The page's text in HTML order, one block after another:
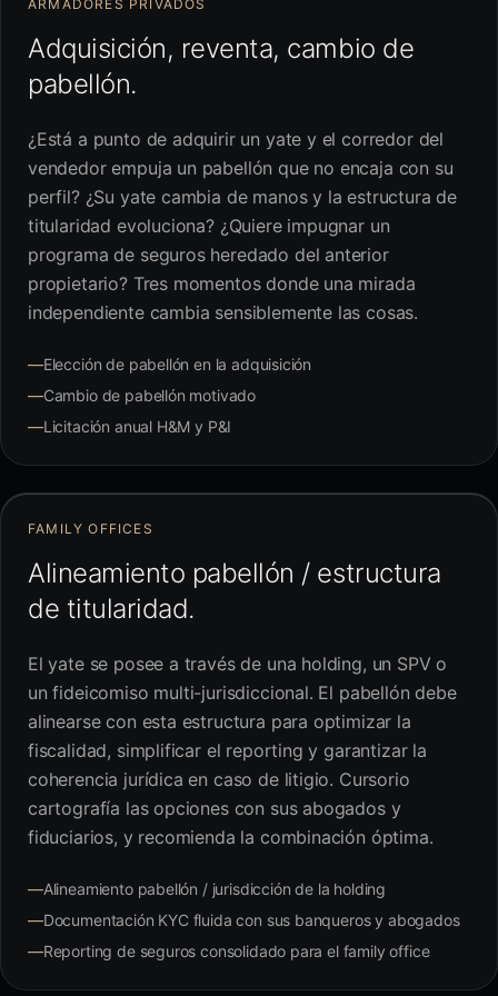
ARMADORES PRIVADOS
Adquisición, reventa, cambio de
pabellón.
¿Está a punto de adquirir un yate y el corredor del
vendedor empuja un pabellón que no encaja con su
perfil? ¿Su yate cambia de manos y la estructura de
titularidad evoluciona? ¿Quiere impugnar un
programa de seguros heredado del anterior
propietario? Tres momentos donde una mirada
independiente cambia sensiblemente las cosas.
—Elección de pabellón en la adquisición
—Cambio de pabellón motivado
—Licitación anual H&M y P&I
FAMILY OFFICES
Alineamiento pabellón / estructura
de titularidad.
El yate se posee a través de una holding, un SPV o
un fideicomiso multi-jurisdiccional. El pabellón debe
alinearse con esta estructura para optimizar la
fiscalidad, simplificar el reporting y garantizar la
coherencia jurídica en caso de litigio. Cursorio
cartografía las opciones con sus abogados y
fiduciarios, y recomienda la combinación óptima.
—Alineamiento pabellón / jurisdicción de la holding
—Documentación KYC fluida con sus banqueros y abogados
—Reporting de seguros consolidado para el family office